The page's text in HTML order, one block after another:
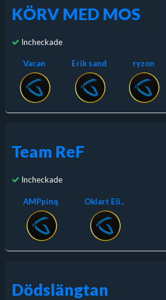
KÖRV MED MOS
Incheckade
Vacan Erik sand ryzon
Team ReF
Incheckade
AMPpinq Oklart Eli..
Dödslängtan